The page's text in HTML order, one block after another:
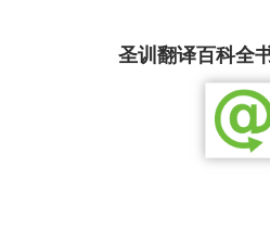
圣训翻译百科全